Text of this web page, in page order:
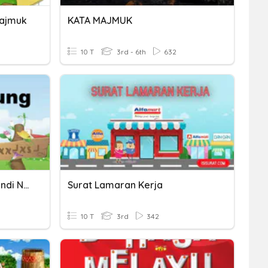
KATA MAJMUK
10 T 3rd - 6th 632
Kata Hubung Dan Kata Sendi Nama Surat Lamaran Kerja
10 T 3rd 342